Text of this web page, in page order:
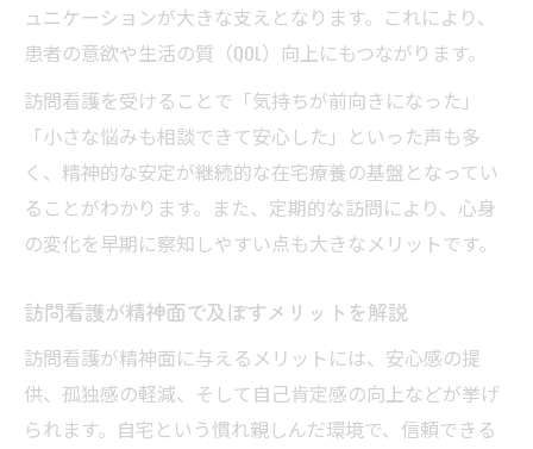
ュニケーションが大きな支えとなります。これにより、
患者の意欲や生活の質（QOL）向上にもつながります。
訪問看護を受けることで「気持ちが前向きになった」
「小さな悩みも相談できて安心した」といった声も多
く、精神的な安定が継続的な在宅療養の基盤となってい
ることがわかります。また、定期的な訪問により、心身
の変化を早期に察知しやすい点も大きなメリットです。
訪問看護が精神面で及ぼすメリットを解説
訪問看護が精神面に与えるメリットには、安心感の提
供、孤独感の軽減、そして自己肯定感の向上などが挙げ
られます。自宅という慣れ親しんだ環境で、信頼できる